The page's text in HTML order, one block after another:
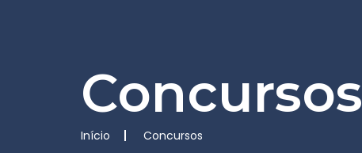
Concursos
Início Concursos